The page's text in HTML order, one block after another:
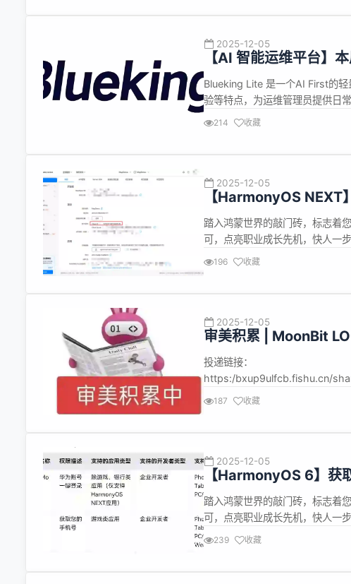
2025-12-05
【AI 智能运维平台】
控、配置采集增强等
Blueking Lite 是一个AI First的轻
验等特点，为运维管理员提供日
已支持查看 全部分类 2、插件卡
214 收藏
2025-12-05
【HarmonyOS NEXT
踏入鸿蒙世界的敲门砖，标志着
可，点亮职业成长先机，快人一
https://
196 收藏
2025-12-05
审美积累 | MoonBit
投递链接：
https:/bxup9ulfcb.fishu.cn/
宣布启动 MoonBit Logo 共创活
187 收藏
2025-12-05
【HarmonyOS 6】获
踏入鸿蒙世界的敲门砖，标志着
可，点亮职业成长先机，快人一
https://
239 收藏